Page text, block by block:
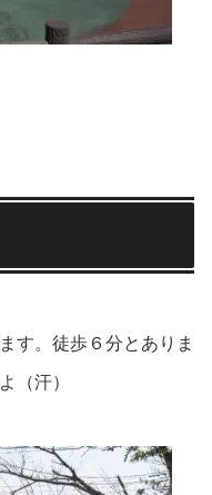
す。徒歩６分とありま
（汗）